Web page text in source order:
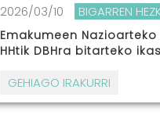
2026/03/10 BIGARREN
Emakumeen
HHtik DBHra bitarteko
GEHIAGO IRAKURRI